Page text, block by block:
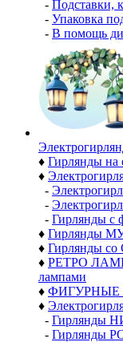
- Подставки,
- Упаковка
- В помощь
♦ Гирлянды на
♦
-
-
- Гирлянды с
♦ Гирлянды
♦ Гирлянды
♦ РЕТРО
лампами
♦ ФИГУРНЫЕ
♦
- Гирлянды
- Гирлянды